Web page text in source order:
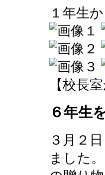
１年生
【校長
６年生
３月２
ました